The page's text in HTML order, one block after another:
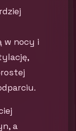
w nocy i
a